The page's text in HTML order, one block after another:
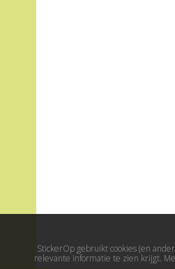
StickerOp gebruikt cookies (en
relevante informatie te zien krijgt.